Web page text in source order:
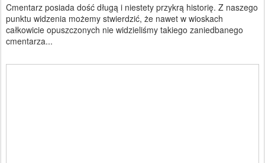
Cmentarz posiada dość długą i niestety przykrą historię. Z naszego
punktu widzenia możemy stwierdzić, że nawet w wioskach
całkowicie opuszczonych nie widzieliśmy takiego zaniedbanego
cmentarza...